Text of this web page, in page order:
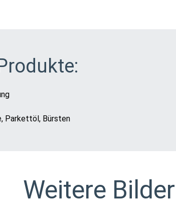
Parkettöl, Bürsten
Weitere Bilder